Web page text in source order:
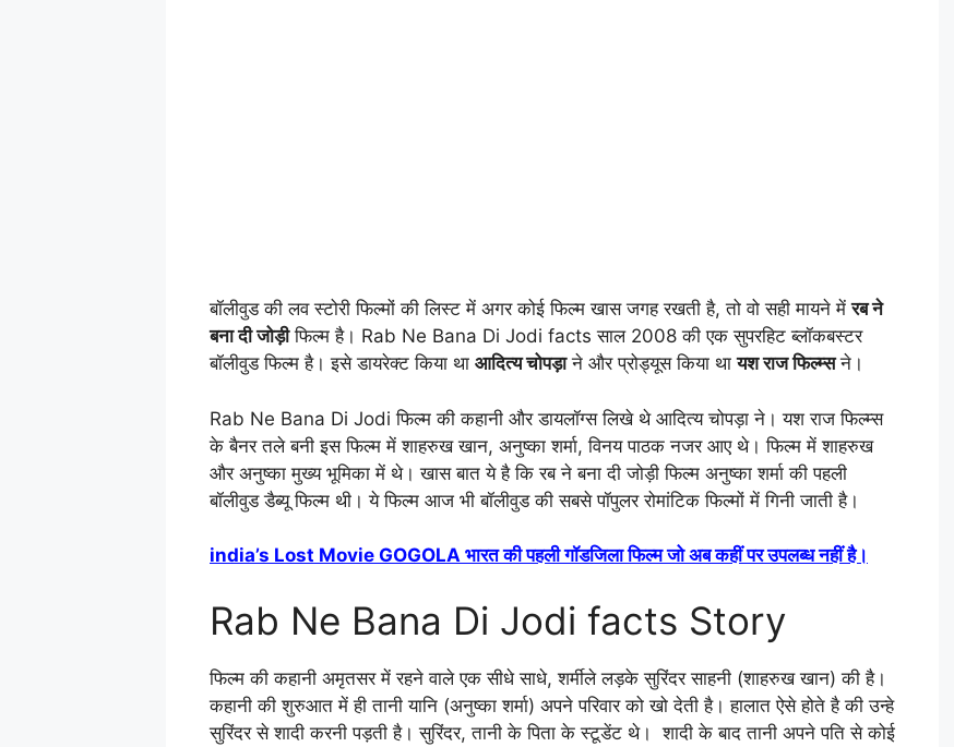
बॉलीवुड की लव स्टोरी फिल्मों की लिस्ट में अगर कोई फिल्म खास जगह रखती है, तो वो सही मायने मेंरब ने
बना दी जोड़ीफिल्म है। Rab Ne Bana Di Jodi facts साल 2008 की एक सुपरहिट ब्लॉकबस्टर
बॉलीवुड फिल्म है। इसे डायरेक्ट किया था आदित्य चोपड़ाने और प्रोड्यूस किया थायश राज फिल्म्सने।
Rab Ne Bana Di Jodi फिल्म की कहानी और डायलॉग्स लिखे थे आदित्य चोपड़ा ने। यश राज फिल्म्स
के बैनर तले बनी इस फिल्म में शाहरुख खान, अनुष्का शर्मा, विनय पाठक नजर आए थे। फिल्म में शाहरुख
और अनुष्का मुख्य भूमिका में थे। खास बात ये है कि रब ने बना दी जोड़ी फिल्म अनुष्का शर्मा की पहली
बॉलीवुड डैब्यू फिल्म थी। ये फिल्म आज भी बॉलीवुड की सबसे पॉपुलर रोमांटिक फिल्मों में गिनी जाती है।
india’s Lost Movie GOGOLA भारत की पहली गॉडजिला फिल्म जो अब कहीं पर उपलब्ध नहीं है।
Rab Ne Bana Di Jodi facts Story
फिल्म की कहानी अमृतसर में रहने वाले एक सीधे साधे, शर्मीले लड़के सुरिंदर साहनी (शाहरुख खान) की है।
कहानी की शुरुआत में ही तानी यानि (अनुष्का शर्मा) अपने परिवार को खो देती है। हालात ऐसे होते है की उन्हे
सुरिंदर से शादी करनी पड़ती है। सुरिंदर, तानी के पिता के स्टूडेंट थे। शादी के बाद तानी अपने पति से कोई